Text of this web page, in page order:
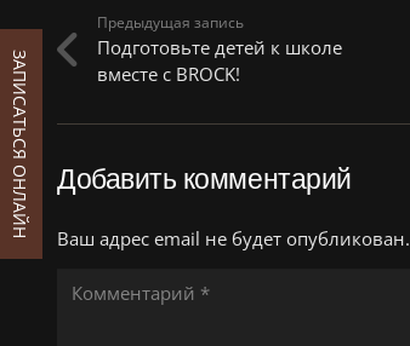
Предыдущая запись
Подготовьте детей к школе
вместе с BROCK!
Добавить комментарий
Ваш адрес email не будет опубликован.
ЗАПИСАТЬСЯ ОНЛАЙН